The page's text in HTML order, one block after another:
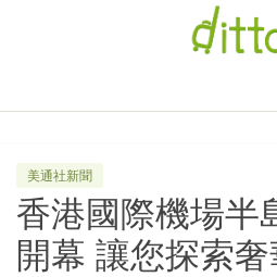
美通社新聞
香港國際機場半
開幕 讓您探索